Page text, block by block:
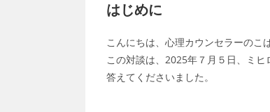
はじめに
こんにちは、心理カウンセラーのこ
この対談は、2025年７月５日、ミ
答えてくださいました。